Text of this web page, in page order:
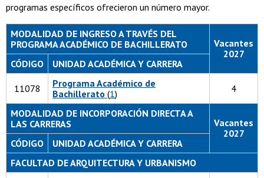
programas específicos ofrecieron un número mayor.
MODALIDAD DE INGRESO A TRAVÉS DEL
PROGRAMA ACADÉMICO DE BACHILLERATO
Vacantes
2027
CÓDIGO
UNIDAD ACADÉMICA Y CARRERA
11078
Programa Académico de
Bachillerato (1) 4
MODALIDAD DE INCORPORACIÓN DIRECTA A
LAS CARRERAS
Vacantes
2027
CÓDIGO
UNIDAD ACADÉMICA Y CARRERA
FACULTAD DE ARQUITECTURA Y URBANISMO